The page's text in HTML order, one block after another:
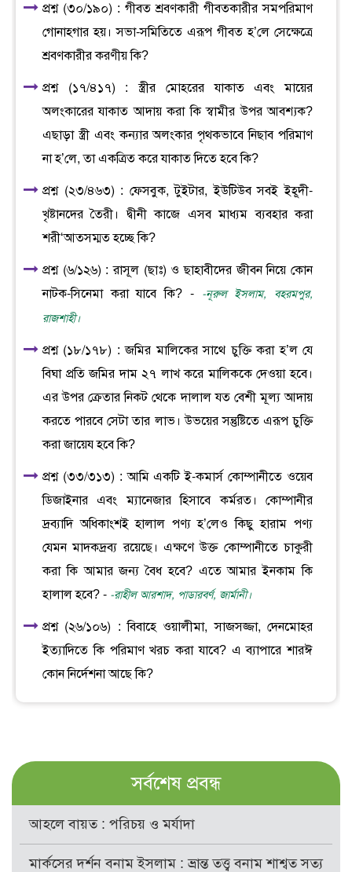
প্রশ্ন (৩০/১৯০) : গীবত শ্রবণকারী গীবতকারীর সমপরিমাণ
গোনাহগার হয়। সভা-সমিতিতে এরূপ গীবত হ’লে সেক্ষেত্রে
শ্রবণকারীর করণীয় কি?
প্রশ্ন (১৭/৪১৭) : স্ত্রীর মোহরের যাকাত এবং মায়ের
অলংকারের যাকাত আদায় করা কি স্বামীর উপর আবশ্যক?
এছাড়া স্ত্রী এবং কন্যার অলংকার পৃথকভাবে নিছাব পরিমাণ
না হ’লে, তা একত্রিত করে যাকাত দিতে হবে কি?
প্রশ্ন (২৩/৪৬৩) : ফেসবুক, টুইটার, ইউটিউব সবই ইহূদী-
খৃষ্টানদের তৈরী। দ্বীনী কাজে এসব মাধ্যম ব্যবহার করা
শরী‘আতসম্মত হচ্ছে কি?
প্রশ্ন (৬/১২৬) : রাসূল (ছাঃ) ও ছাহাবীদের জীবন নিয়ে কোন
নাটক-সিনেমা করা যাবে কি? -
-নূরুল ইসলাম, বহরমপুর,
রাজশাহী।
প্রশ্ন (১৮/১৭৮) : জমির মালিকের সাথে চুক্তি করা হ’ল যে
বিঘা প্রতি জমির দাম ২৭ লাখ করে মালিককে দেওয়া হবে।
এর উপর ক্রেতার নিকট থেকে দালাল যত বেশী মূল্য আদায়
করতে পারবে সেটা তার লাভ। উভয়ের সন্তুষ্টিতে এরূপ চুক্তি
করা জায়েয হবে কি?
প্রশ্ন (৩৩/৩১৩) : আমি একটি ই-কমার্স কোম্পানীতে ওয়েব
ডিজাইনার এবং ম্যানেজার হিসাবে কর্মরত। কোম্পানীর
দ্রব্যাদি অধিকাংশই হালাল পণ্য হ’লেও কিছু হারাম পণ্য
যেমন মাদকদ্রব্য রয়েছে। এক্ষণে উক্ত কোম্পানীতে চাকুরী
করা কি আমার জন্য বৈধ হবে? এতে আমার ইনকাম কি
হালাল হবে? - -রাহীল আরশাদ, পাডারবর্ণ, জার্মানী।
প্রশ্ন (২৬/১০৬) : বিবাহে ওয়ালীমা, সাজসজ্জা, দেনমোহর
ইত্যাদিতে কি পরিমাণ খরচ করা যাবে? এ ব্যাপারে শারঈ
কোন নির্দেশনা আছে কি?
সর্বশেষ প্রবন্ধ
আহলে বায়ত : পরিচয় ও মর্যাদা
মার্কসের দর্শন বনাম ইসলাম : ভ্রান্ত তত্ত্ব বনাম শাশ্বত সত্য